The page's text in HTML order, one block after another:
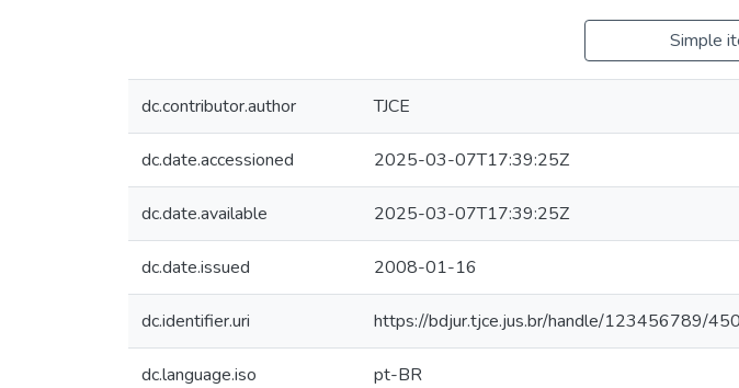
Simple
dc.contributor.author TJCE
dc.date.accessioned 2025-03-07T17:39:25Z
dc.date.available 2025-03-07T17:39:25Z
dc.date.issued 2008-01-16
dc.identifier.uri https://bdjur.tjce.jus.br/handle/123456789/450
dc.language.iso pt-BR